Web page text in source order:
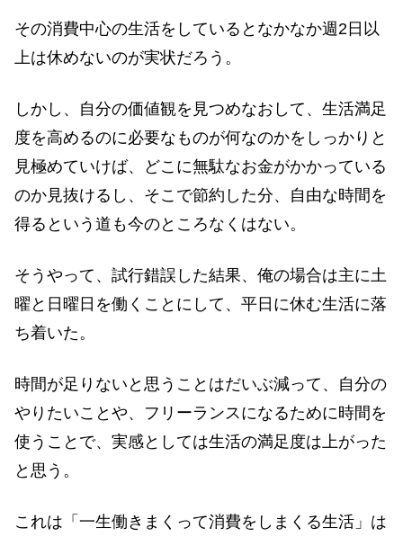
その消費中心の生活をしているとなかなか週2日以
上は休めないのが実状だろう。
しかし、自分の価値観を見つめなおして、生活満足
度を高めるのに必要なものが何なのかをしっかりと
見極めていけば、どこに無駄なお金がかかっている
のか見抜けるし、そこで節約した分、自由な時間を
得るという道も今のところなくはない。
そうやって、試行錯誤した結果、俺の場合は主に土
曜と日曜日を働くことにして、平日に休む生活に落
ち着いた。
時間が足りないと思うことはだいぶ減って、自分の
やりたいことや、フリーランスになるために時間を
使うことで、実感としては生活の満足度は上がった
と思う。
これは「一生働きまくって消費をしまくる生活」は